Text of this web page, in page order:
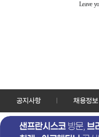
공지사항 채용정보
30128 세종특별자치시